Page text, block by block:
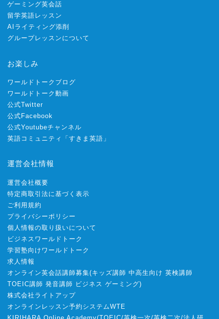
ゲーミング英会話
留学英語レッスン
AIライティング添削
グループレッスンについて
お楽しみ
ワールドトークブログ
ワールドトーク動画
公式Twitter
公式Facebook
公式Youtubeチャンネル
英語コミュニティ「すきま英語」
運営会社情報
運営会社概要
特定商取引法に基づく表示
ご利用規約
プライバシーポリシー
個人情報の取り扱いについて
ビジネスワールドトーク
学習塾向けワールドトーク
求人情報
オンライン英会話講師募集(キッズ講師 中高生向け 英検講師
TOEIC講師 発音講師 ビジネス ゲーミング)
株式会社ライトアップ
オンラインレッスン予約システムWTE